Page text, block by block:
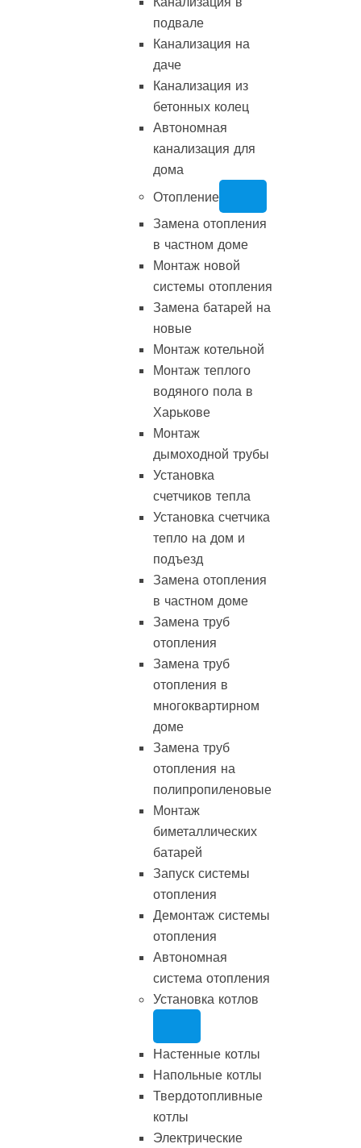
подвале
Канализация на
даче
Канализация из
бетонных колец
Автономная
канализация для
дома
Отопление
Замена отопления
в частном доме
Монтаж новой
системы отопления
Замена батарей на
новые
Монтаж котельной
Монтаж теплого
водяного пола в
Харькове
Монтаж
дымоходной трубы
Установка
счетчиков тепла
Установка счетчика
тепло на дом и
подъезд
Замена отопления
в частном доме
Замена труб
отопления
Замена труб
отопления в
многоквартирном
доме
Замена труб
отопления на
полипропиленовые
Монтаж
биметаллических
батарей
Запуск системы
отопления
Демонтаж системы
отопления
Автономная
система отопления
Установка котлов
Настенные котлы
Напольные котлы
Твердотопливные
котлы
Электрические